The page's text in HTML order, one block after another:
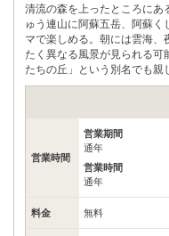
清流の森を上ったところにあ
ゅう連山に阿蘇五岳、阿蘇
マで楽しめる。朝には雲海
たく異なる風景が見られる可
たちの丘」という別名でも親
えると言われ、若いカップル
営業時間
営業期間
通年
営業時間
通年
料金 無料